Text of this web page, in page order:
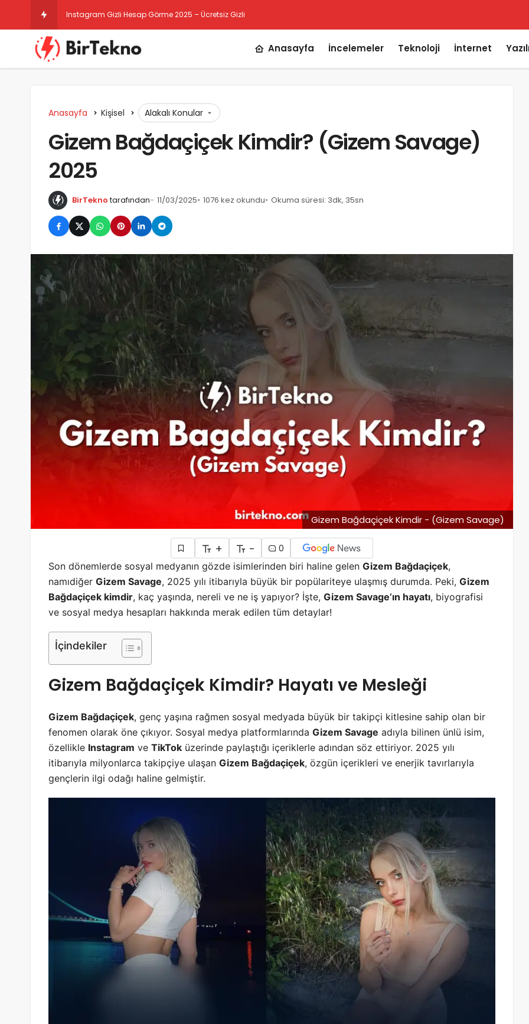
Instagram Gizli Hesap Görme 2025 – Ücretsiz Gizli Hesaplara Bakma
Anasayfa İncelemeler Teknoloji İnternet
Anasayfa Kişisel Alakalı Konular
Gizem Bağdaçiçek Kimdir? (Gizem Savage)
2025
BirTekno tarafından 11/03/2025 1076 kez okundu Okuma süresi: 3dk, 35sn
Gizem Bağdaçiçek Kimdir - (Gizem Savage)
+ -
0
Son dönemlerde sosyal medyanın gözde isimlerinden biri haline gelen Gizem Bağdaçiçek,
namıdiğer Gizem Savage, 2025 yılı itibarıyla büyük bir popülariteye ulaşmış durumda. Peki, Gizem
Bağdaçiçek kimdir, kaç yaşında, nereli ve ne iş yapıyor? İşte, Gizem Savage’ın hayatı, biyografisi
ve sosyal medya hesapları hakkında merak edilen tüm detaylar!
İçindekiler
Gizem Bağdaçiçek Kimdir? Hayatı ve Mesleği
Gizem Bağdaçiçek, genç yaşına rağmen sosyal medyada büyük bir takipçi kitlesine sahip olan bir
fenomen olarak öne çıkıyor. Sosyal medya platformlarında Gizem Savage adıyla bilinen ünlü isim,
özellikle Instagram ve TikTok üzerinde paylaştığı içeriklerle adından söz ettiriyor. 2025 yılı
itibarıyla milyonlarca takipçiye ulaşan Gizem Bağdaçiçek, özgün içerikleri ve enerjik tavırlarıyla
gençlerin ilgi odağı haline gelmiştir.